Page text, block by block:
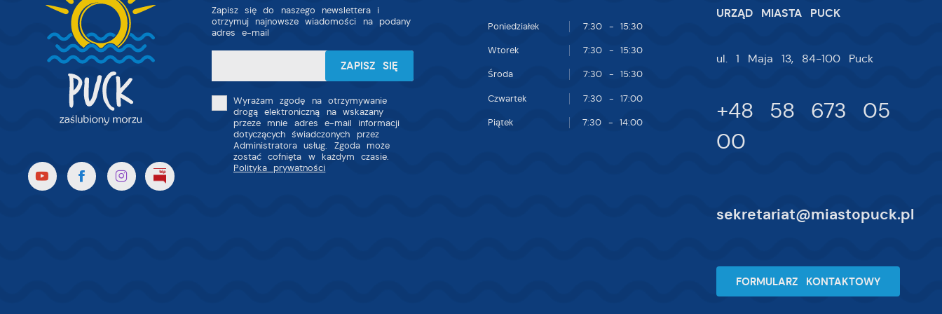
Zapisz się do naszego newslettera i
otrzymuj najnowsze wiadomości na podany
adres e-mail
Wyrażam zgodę na otrzymywanie
drogą elektroniczną na wskazany
przeze mnie adres e-mail informacji
dotyczących świadczonych przez
Administratora usług. Zgoda może
zostać cofnięta w każdym czasie.
Polityka prywatności
Poniedziałek 7:30 - 15:30
Wtorek 7:30 - 15:30
Środa 7:30 - 15:30
Czwartek 7:30 - 17:00
Piątek 7:30 - 14:00
URZĄD MIASTA PUCK
ul. 1 Maja 13, 84-100 Puck
+48 58 673 05
00
sekretariat@miastopuck.pl
FORMULARZ KONTAKTOWY